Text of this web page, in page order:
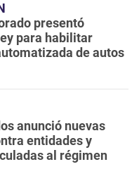
presentó
para habilitar
de autos
anunció nuevas
entidades y
al régimen